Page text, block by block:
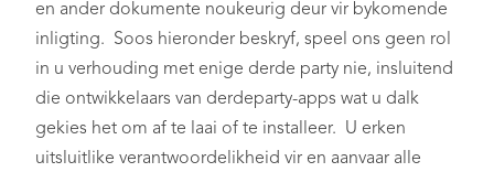
en ander dokumente noukeurig deur vir bykomende
inligting. Soos hieronder beskryf, speel ons geen rol
in u verhouding met enige derde party nie, insluitend
die ontwikkelaars van derdeparty-apps wat u dalk
gekies het om af te laai of te installeer. U erken
uitsluitlike verantwoordelikheid vir en aanvaar alle